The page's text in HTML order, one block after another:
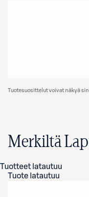
Tuotesuosittelut voivat näkyä
Merkiltä
Tuotteet latautuu
Tuote latautuu